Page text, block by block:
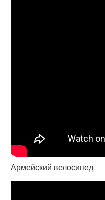
Армейский велосипед